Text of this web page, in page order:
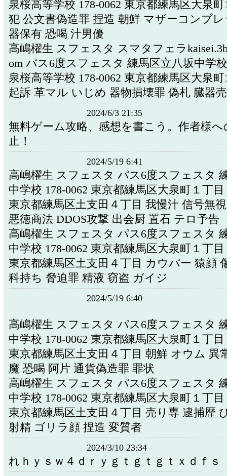
泉桜高等学校 178-0062 東京都練馬区大泉町
犯 公文書偽造罪 捏造 朝鮮 マザーコンプ
器保有 恐喝 汁男優
高嶋櫂生 スフェスタ スマタフェラ
om パス6度スフェスタ 練馬区立八坂中学
泉桜高等学校 178-0062 東京都練馬区大泉町
起訴 革マル いじめ 器物損壊罪 偽札 臓器
2024/6/3 21:35
無料ゲーム攻略、感想を書こう。作者様へ
止！
2024/5/19 6:41
高嶋櫂生 スフェスタ パス6度スフェスタ
中学校 178-0062 東京都練馬区大泉町１丁
東京都練馬区土支田４丁目 我慢汁 信号無
悪徳商法 DDOS攻撃 出会厨 置石 テロ予告
高嶋櫂生 スフェスタ パス6度スフェスタ
中学校 178-0062 東京都練馬区大泉町１丁
東京都練馬区土支田４丁目 カウパー 猿顔
科持ち 脅迫罪 精液 窃盗 ガイジ
2024/5/19 6:40
高嶋櫂生 スフェスタ パス6度スフェスタ
中学校 178-0062 東京都練馬区大泉町１丁
東京都練馬区土支田４丁目 朝鮮 オウム 異
魔 恐喝 阿片 通貨偽造罪 罪状
高嶋櫂生 スフェスタ パス6度スフェスタ
中学校 178-0062 東京都練馬区大泉町１丁
東京都練馬区土支田４丁目 売り専 逮捕歴
射精 ゴリラ顔 捏造 変質者
2024/3/10 23:34
れｈｙｓｗ４ｄｒｙｇｔｇｔｇｔｘｄｆｓ